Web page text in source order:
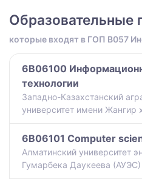
Образовательные
которые входят в ГОП B057
6B06100
технологии
Западно-Казахстанский
университет имени Жангир
6B06101 Computer
Алматинский университет
Гумарбека Даукеева (АУЭС)